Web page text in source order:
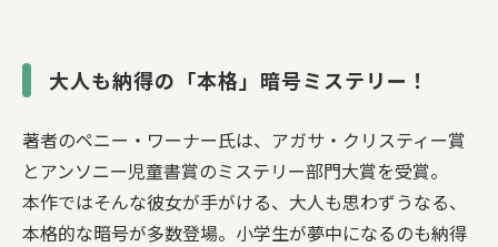
大人も納得の「本格」暗号ミステリー！
著者のペニー・ワーナー氏は、アガサ・クリスティー賞
とアンソニー児童書賞のミステリー部門大賞を受賞。
本作ではそんな彼女が手がける、大人も思わずうなる、
本格的な暗号が多数登場。小学生が夢中になるのも納得